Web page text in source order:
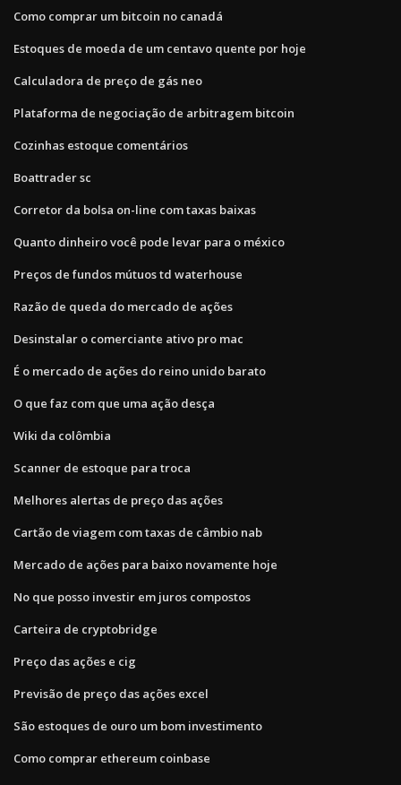
Como comprar um bitcoin no canadá
Estoques de moeda de um centavo quente por hoje
Calculadora de preço de gás neo
Plataforma de negociação de arbitragem bitcoin
Cozinhas estoque comentários
Boattrader sc
Corretor da bolsa on-line com taxas baixas
Quanto dinheiro você pode levar para o méxico
Preços de fundos mútuos td waterhouse
Razão de queda do mercado de ações
Desinstalar o comerciante ativo pro mac
É o mercado de ações do reino unido barato
O que faz com que uma ação desça
Wiki da colômbia
Scanner de estoque para troca
Melhores alertas de preço das ações
Cartão de viagem com taxas de câmbio nab
Mercado de ações para baixo novamente hoje
No que posso investir em juros compostos
Carteira de cryptobridge
Preço das ações e cig
Previsão de preço das ações excel
São estoques de ouro um bom investimento
Como comprar ethereum coinbase